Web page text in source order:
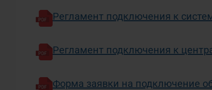
Регламент подключения к
Регламент подключения к
Форма заявки на подключение